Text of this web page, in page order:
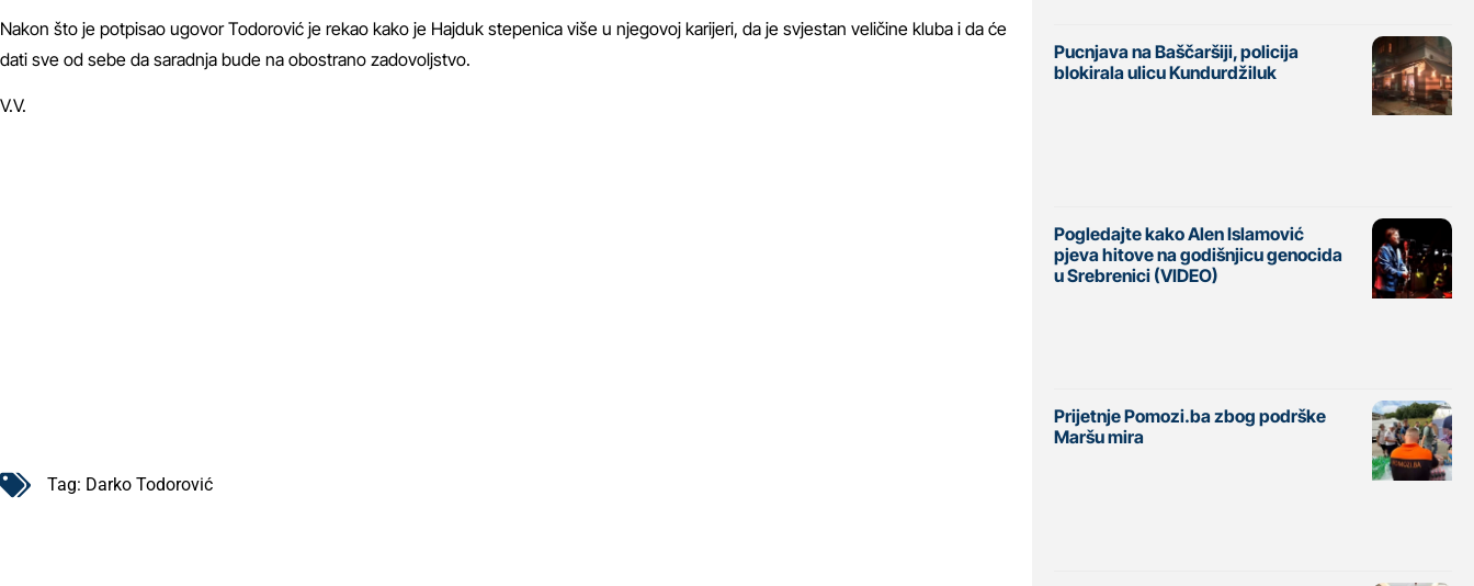
Nakon što je potpisao ugovor Todorović je rekao kako je Hajduk stepenica više u njegovoj karijeri, da je svjestan veličine kluba i da će
dati sve od sebe da saradnja bude na obostrano zadovoljstvo.
V.V.
Tag: Darko Todorović
Pucnjava na Baščaršiji, policija
blokirala ulicu Kundurdžiluk
Pogledajte kako Alen Islamović
pjeva hitove na godišnjicu genocida
u Srebrenici (VIDEO)
Prijetnje Pomozi.ba zbog podrške
Maršu mira